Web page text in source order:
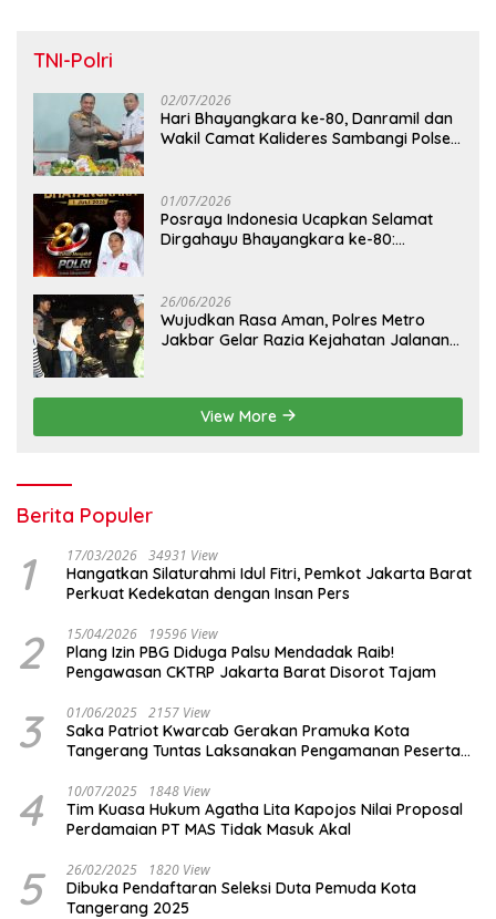
TNI-Polri
02/07/2026
Hari Bhayangkara ke-80, Danramil dan
Wakil Camat Kalideres Sambangi Polsek
01/07/2026
Posraya Indonesia Ucapkan Selamat
Dirgahayu Bhayangkara ke-80:
26/06/2026
Wujudkan Rasa Aman, Polres Metro
Jakbar Gelar Razia Kejahatan Jalanan
View More
Berita Populer
1 17/03/2026 34931 View
Hangatkan Silaturahmi Idul Fitri, Pemkot Jakarta Barat
Perkuat Kedekatan dengan Insan Pers
2 15/04/2026 19596 View
Plang Izin PBG Diduga Palsu Mendadak Raib!
Pengawasan CKTRP Jakarta Barat Disorot Tajam
3 01/06/2025 2157 View
Saka Patriot Kwarcab Gerakan Pramuka Kota
Tangerang Tuntas Laksanakan Pengamanan Peserta
4 10/07/2025 1848 View
Tim Kuasa Hukum Agatha Lita Kapojos Nilai Proposal
Perdamaian PT MAS Tidak Masuk Akal
5 26/02/2025 1820 View
Dibuka Pendaftaran Seleksi Duta Pemuda Kota
Tangerang 2025